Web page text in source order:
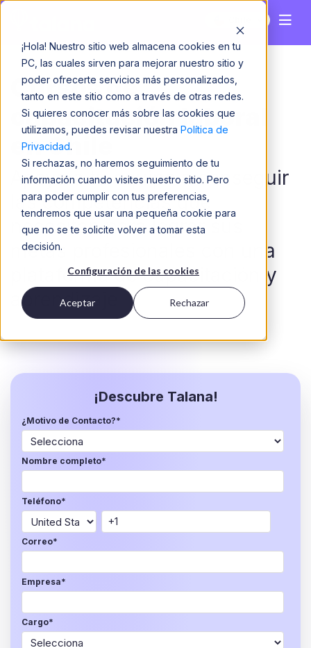
¡Hola! Nuestro sitio web almacena cookies en tu
PC, las cuales sirven para mejorar nuestro sitio y
poder ofrecerte servicios más personalizados,
tanto en este sitio como a través de otras redes.
Si quieres conocer más sobre las cookies que
utilizamos, puedes revisar nuestra Política de
Privacidad.
Si rechazas, no haremos seguimiento de tu
información cuando visites nuestro sitio. Pero
para poder cumplir con tus preferencias,
tendremos que usar una pequeña cookie para
que no se te solicite volver a tomar esta
decisión.
Configuración de las cookies
Aceptar Rechazar
Cursos de
capacitación laboral
en Chile
Apoya a tu equipo a conseguir
las competencias que
necesitan para lograr sus
metas profesionales con una
plataforma de capacitación y
aprendizaje
¡Descubre Talana!
¿Motivo de Contacto?*
Nombre completo*
Teléfono*
Correo*
Empresa*
Cargo*